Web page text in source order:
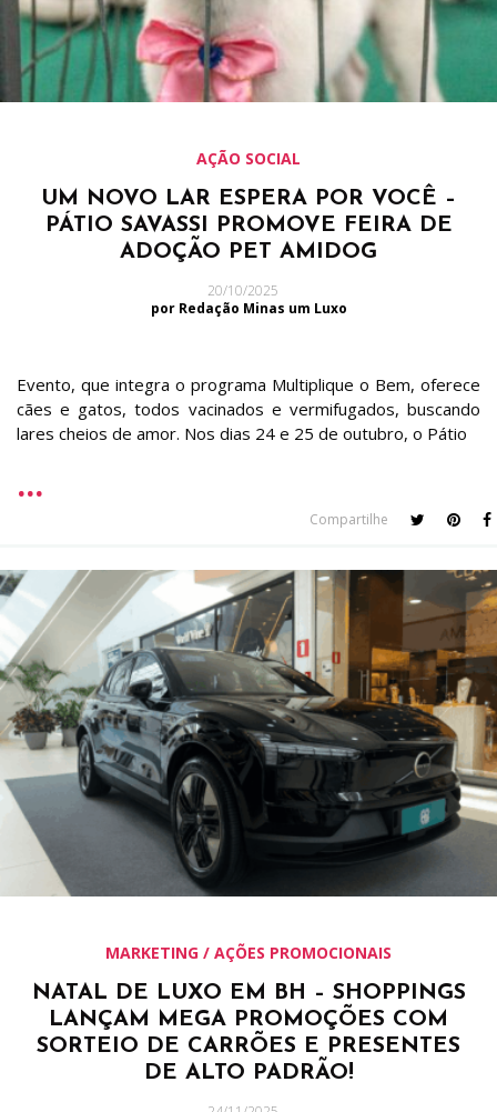
AÇÃO SOCIAL
UM NOVO LAR ESPERA POR VOCÊ –
PÁTIO SAVASSI PROMOVE FEIRA DE
ADOÇÃO PET AMIDOG
20/10/2025
por Redação Minas um Luxo
Evento, que integra o programa Multiplique o Bem, oferece
cães e gatos, todos vacinados e vermifugados, buscando
lares cheios de amor. Nos dias 24 e 25 de outubro, o Pátio
Compartilhe
MARKETING / AÇÕES PROMOCIONAIS
NATAL DE LUXO EM BH – SHOPPINGS
LANÇAM MEGA PROMOÇÕES COM
SORTEIO DE CARRÕES E PRESENTES
DE ALTO PADRÃO!